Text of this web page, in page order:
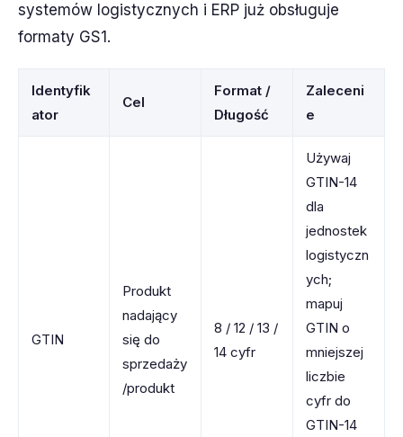
systemów logistycznych i ERP już obsługuje
formaty GS1.
Identyfik
ator
Cel
Format /
Długość
Zaleceni
e
GTIN
Produkt
nadający
się do
sprzedaży
/produkt
8 / 12 / 13 /
14 cyfr
Używaj
GTIN-14
dla
jednostek
logistyczn
ych;
mapuj
GTIN o
mniejszej
liczbie
cyfr do
GTIN-14